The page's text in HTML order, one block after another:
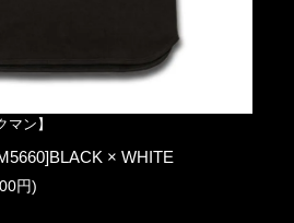
ン】
× WHITE
円)